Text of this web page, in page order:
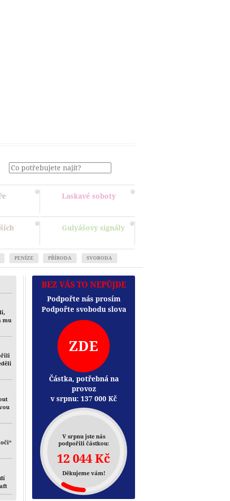
Laskavé soboty
Gulyášovy signály
PENÍZE PŘÍRODA SVOBODA
mu
BEZ VÁS TO NEPŮJDE
Podpořte nás prosím
Podpořte svobodu slova
ZDE
Částka, potřebná na
provoz
v srpnu: 137 000 Kč
V srpnu jste nás
podpořili částkou:
12 044 Kč
Děkujeme vám!